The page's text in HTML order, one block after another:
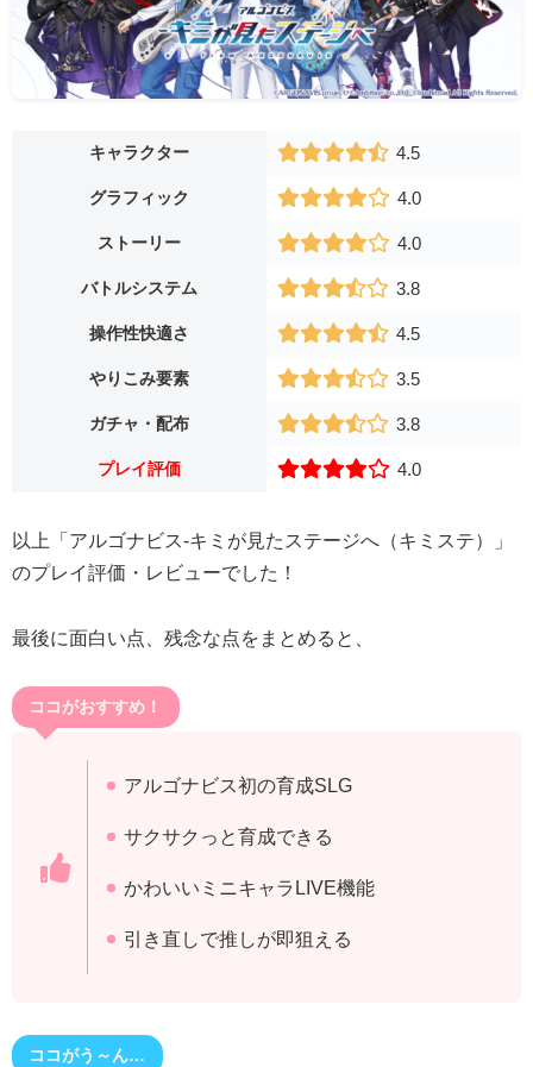
キャラクター 4.5
グラフィック 4.0
ストーリー 4.0
バトルシステム 3.8
操作性快適さ 4.5
やりこみ要素 3.5
ガチャ・配布 3.8
プレイ評価 4.0
以上「アルゴナビス-キミが見たステージへ（キミステ）」
のプレイ評価・レビューでした！
最後に面白い点、残念な点をまとめると、
ココがおすすめ！
アルゴナビス初の育成SLG
サクサクっと育成できる
かわいいミニキャラLIVE機能
引き直しで推しが即狙える
ココがう～ん…